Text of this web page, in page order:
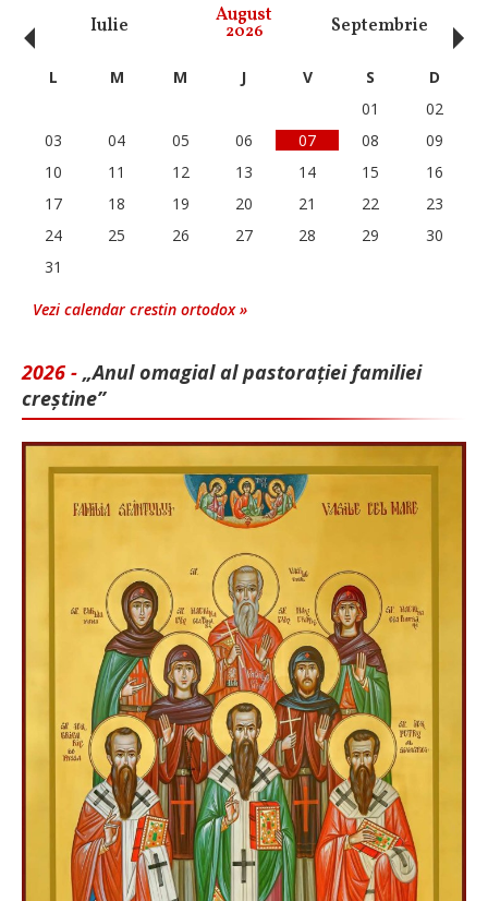
Iulie August
2026 Septembrie
‹ L M M J V S
D
01
02
03
04 05 06 07 08
09
10
11 12 13 14 15
16
17
18 19 20 21 22
23
24
25 26 27 28 29
30
31
Vezi calendar crestin ortodox »
2026 - „Anul omagial al pastorației familiei
creștine”